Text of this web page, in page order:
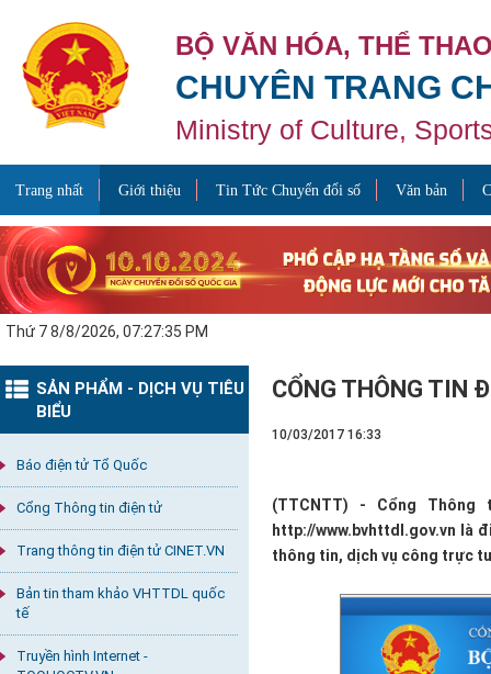
BỘ VĂN HÓA, THỂ
CHUYÊN TRANG
Ministry of Culture,
Trang nhất Giới thiệu Tin Tức Chuyển đổi số Văn bản
Thứ 7 8/8/2026, 07:27:35 PM
SẢN PHẨM - DỊCH VỤ TIÊU
BIỂU
Báo điện tử Tổ Quốc
Cổng Thông tin điện tử
Trang thông tin điện tử CINET.VN
Bản tin tham khảo VHTTDL quốc
tế
Truyền hình Internet -
CỔNG THÔNG TIN
10/03/2017 16:33
(TTCNTT) - Cổng
http://www.bvhttdl.gov.vn là
thông tin, dịch vụ công trực